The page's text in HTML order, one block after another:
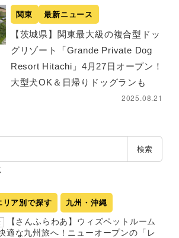
関東 最新ニュース
【茨城県】関東最大級の複合型ドッ
グリゾート「Grande Private Dog
Resort Hitachi」4月27日オープン！
大型犬OK＆日帰りドッグランも
2025.08.21
検索
リア別で探す 九州・沖縄
【さんふらわあ】ウィズペットルーム
適な九州旅へ！ニューオープンの「レ